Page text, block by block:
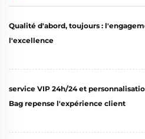
Cabas
Qualité d'abord, toujours :
l'excellence
service VIP 24h/24 et
Bag repense l'expérience client